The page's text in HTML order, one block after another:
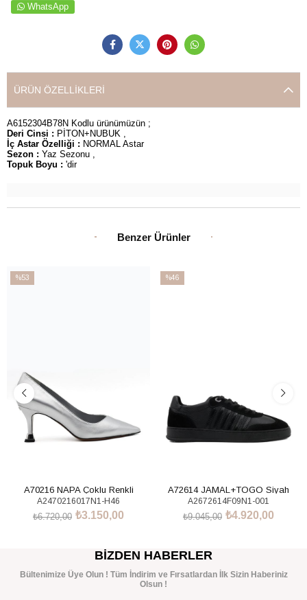
WhatsApp
ÜRÜN ÖZELLIKLERI
A6152304B78N Kodlu ürünümüzün ;
Deri Cinsi : PİTON+NUBUK ,
İç Astar Özelliği : NORMAL Astar
Sezon : Yaz Sezonu ,
Topuk Boyu : 'dir
Benzer Ürünler
%53
A70216 NAPA Çoklu Renkli
A2470216017N1-H46
₺3.150,00
₺6.720,00
%46
A72614 JAMAL+TOGO Siyah
Sneakers Ayakkabı
A2672614F09N1-001
₺4.920,00
₺9.045,00
BIZDEN HABERLER
Bültenimize Üye Olun ! Tüm İndirim ve Fırsatlardan İlk Sizin Haberiniz
Olsun !